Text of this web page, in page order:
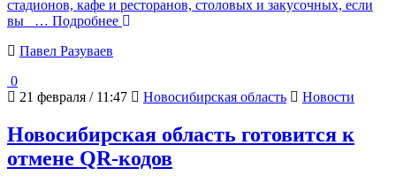
стадионов, кафе и ресторанов, столовых и закусочных, если
вы
… Подробнее
Павел Разуваев
0
21 февраля / 11:47
Новосибирская область Новости
Новосибирская область готовится к
отмене QR-кодов